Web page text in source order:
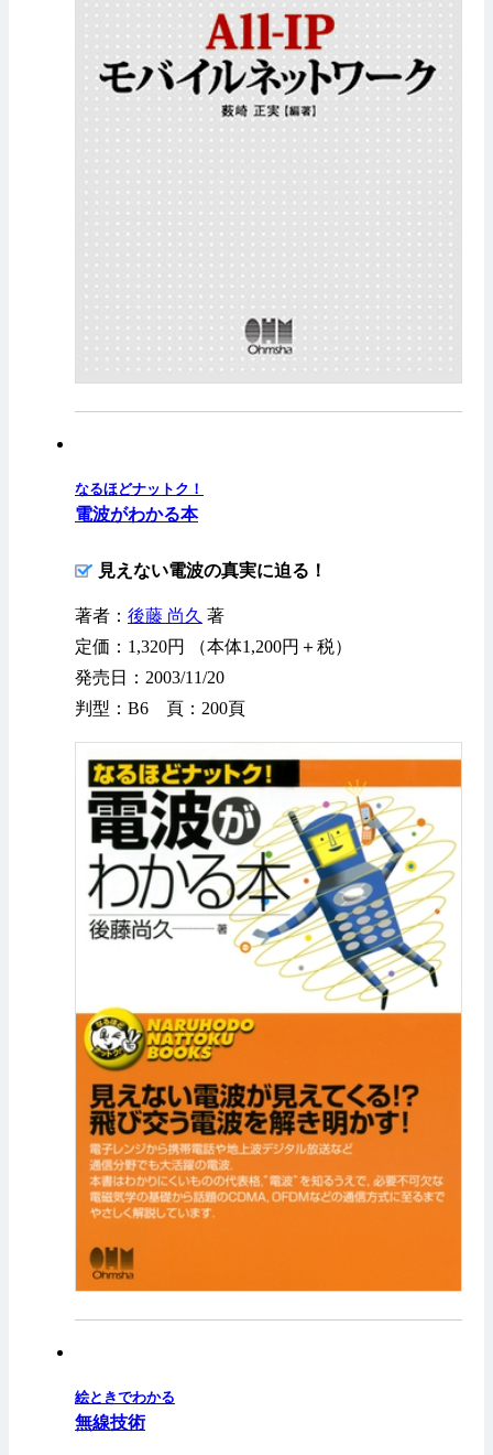
なるほどナットク！
電波がわかる本
見えない電波の真実に迫る！
著者： 後藤 尚久 著
定価：1,320円 （本体1,200円＋税）
発売日：2003/11/20
判型：B6 頁：200頁
絵ときでわかる
無線技術